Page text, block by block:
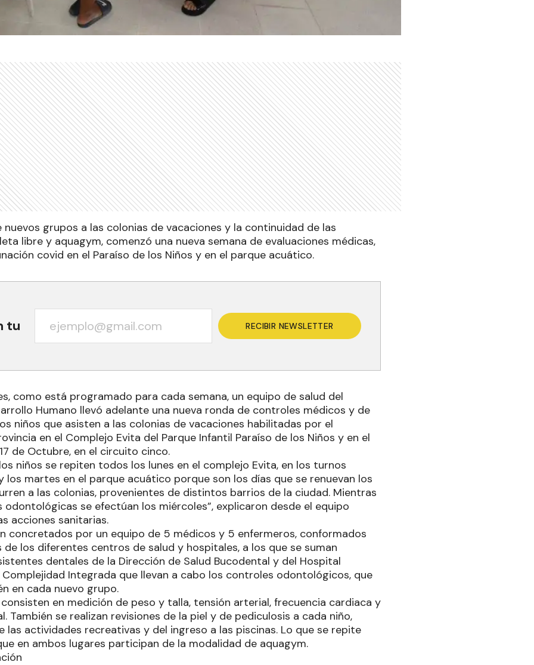
nuevos grupos a las colonias de vacaciones y la continuidad de las
libre y aquagym, comenzó una nueva semana de evaluaciones médicas,
covid en el Paraíso de los Niños y en el parque acuático.
tu RECIBIR NEWSLETTER
como está programado para cada semana, un equipo de salud del
Humano llevó adelante una nueva ronda de controles médicos y de
niños que asisten a las colonias de vacaciones habilitadas por el
en el Complejo Evita del Parque Infantil Paraíso de los Niños y en el
de Octubre, en el circuito cinco.
niños se repiten todos los lunes en el complejo Evita, en los turnos
los martes en el parque acuático porque son los días que se renuevan los
a las colonias, provenientes de distintos barrios de la ciudad. Mientras
odontológicas se efectúan los miércoles”, explicaron desde el equipo
acciones sanitarias.
concretados por un equipo de 5 médicos y 5 enfermeros, conformados
los diferentes centros de salud y hospitales, a los que se suman
dentales de la Dirección de Salud Bucodental y del Hospital
Integrada que llevan a cabo los controles odontológicos, que
en cada nuevo grupo.
en medición de peso y talla, tensión arterial, frecuencia cardiaca y
También se realizan revisiones de la piel y de pediculosis a cada niño,
las actividades recreativas y del ingreso a las piscinas. Lo que se repite
en ambos lugares participan de la modalidad de aquagym.